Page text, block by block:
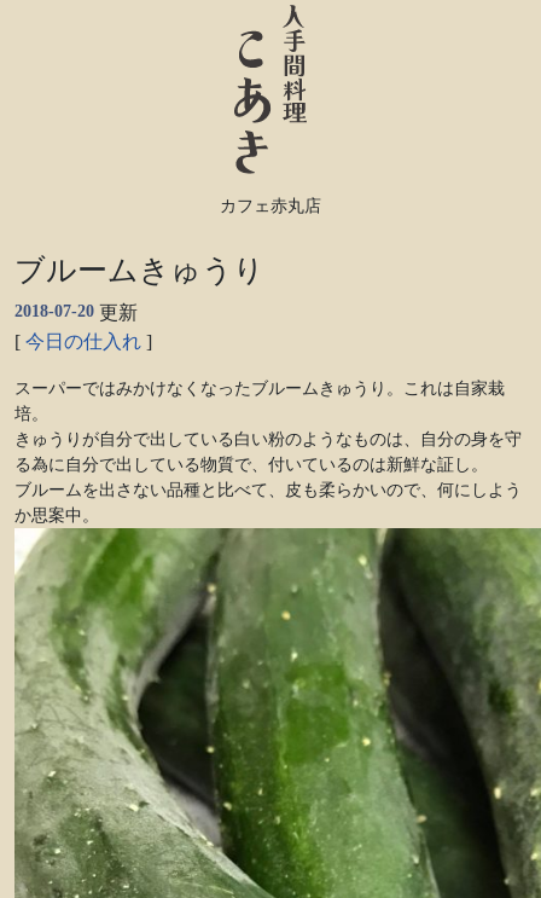
カフェ赤丸店
ブルームきゅうり
2018-07-20 更新
[ 今日の仕入れ ]
スーパーではみかけなくなったブルームきゅうり。これは自家栽
培。
きゅうりが自分で出している白い粉のようなものは、自分の身を守
る為に自分で出している物質で、付いているのは新鮮な証し。
ブルームを出さない品種と比べて、皮も柔らかいので、何にしよう
か思案中。